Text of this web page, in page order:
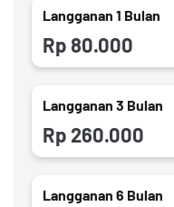
Langganan 1 Bulan
Rp 80.000
Langganan 3 Bulan
Rp 260.000
Langganan 6 Bulan